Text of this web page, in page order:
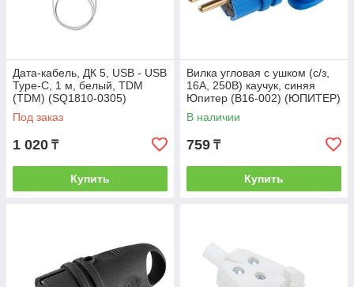
Дата-кабель, ДК 5, USB - USB
Type-C, 1 м, белый, TDM
(TDM) (SQ1810-0305)
Под заказ
1 020 ₸
Купить
Вилка угловая с ушком (с/з,
16А, 250В) каучук, синяя
Юпитер (В16-002) (ЮПИТЕР)
(JP7602-05)
В наличии
759 ₸
Купить